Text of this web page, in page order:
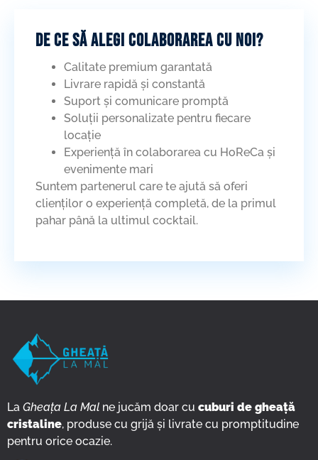
De ce să alegi colaborarea cu noi?
Calitate premium garantată
Livrare rapidă și constantă
Suport și comunicare promptă
Soluții personalizate pentru fiecare
locație
Experiență în colaborarea cu HoReCa și
evenimente mari
Suntem partenerul care te ajută să oferi
clienților o experiență completă, de la primul
pahar până la ultimul cocktail.
La Gheața La Mal ne jucăm doar cu cuburi de gheață
cristaline, produse cu grijă și livrate cu promptitudine
pentru orice ocazie.